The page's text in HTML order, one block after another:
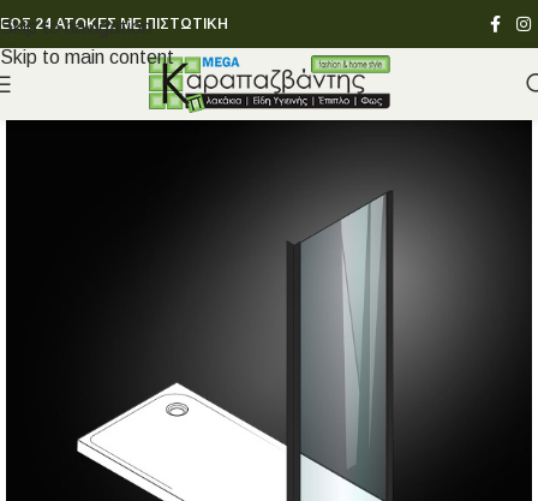
Skip to navigation
Skip to main content
ΕΩΣ 24 ΑΤΟΚΕΣ ΜΕ ΠΙΣΤΩΤΙΚΗ